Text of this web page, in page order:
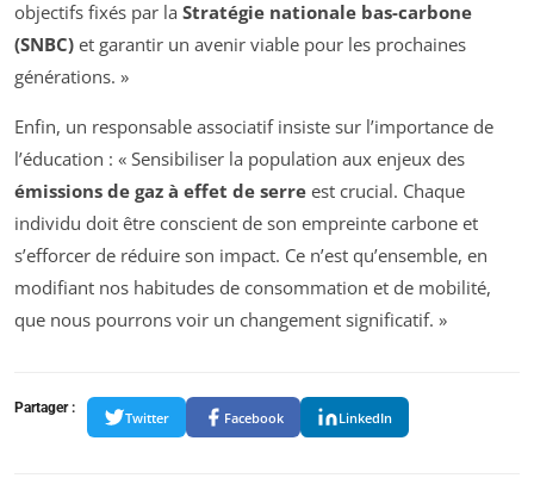
objectifs fixés par la Stratégie nationale bas-carbone
(SNBC) et garantir un avenir viable pour les prochaines
générations. »
Enfin, un responsable associatif insiste sur l’importance de
l’éducation : « Sensibiliser la population aux enjeux des
émissions de gaz à effet de serre est crucial. Chaque
individu doit être conscient de son empreinte carbone et
s’efforcer de réduire son impact. Ce n’est qu’ensemble, en
modifiant nos habitudes de consommation et de mobilité,
que nous pourrons voir un changement significatif. »
Partager :
Twitter Facebook LinkedIn